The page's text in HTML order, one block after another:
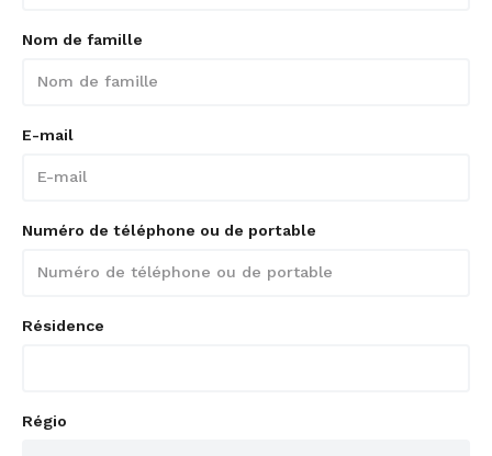
Nom de famille
E-mail
Numéro de téléphone ou de portable
Résidence
Régio